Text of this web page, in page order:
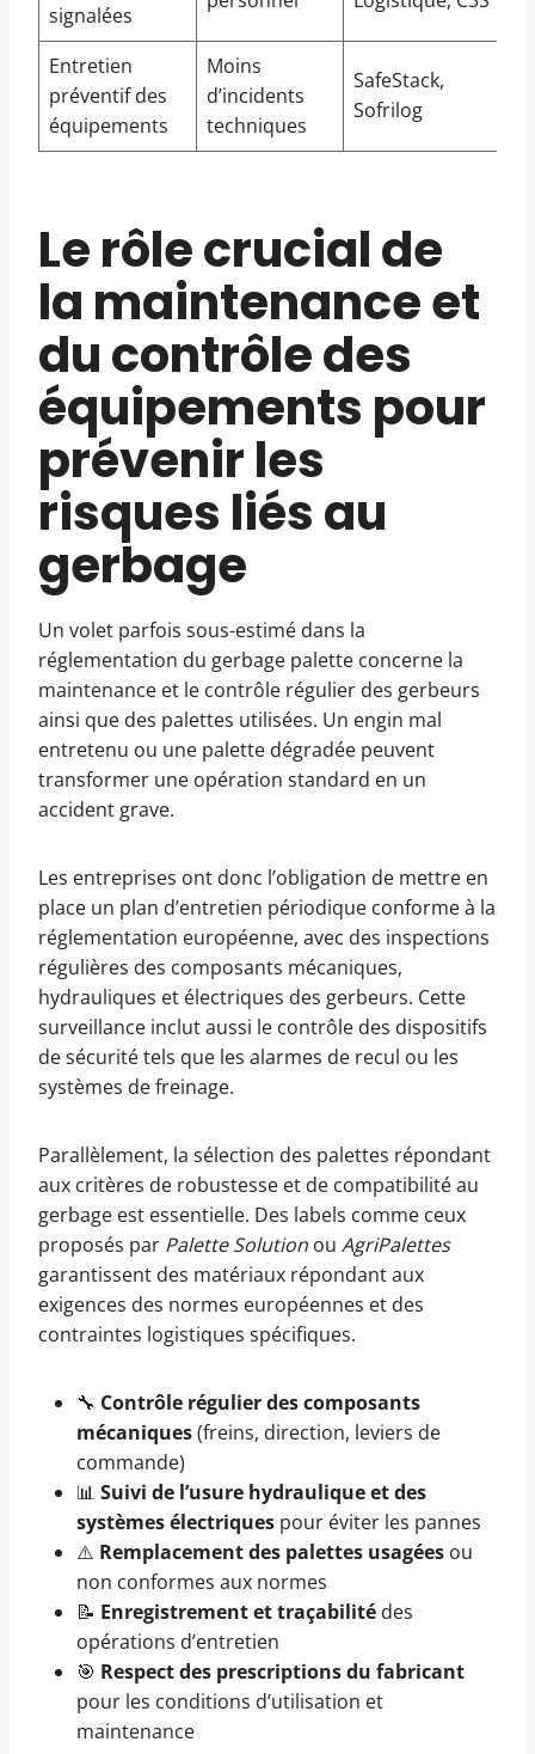
signalées
Entretien
préventif des
équipements
Moins
d’incidents
techniques
SafeStack,
Sofrilog
Le rôle crucial de
la maintenance et
du contrôle des
équipements pour
prévenir les
risques liés au
gerbage
Un volet parfois sous-estimé dans la
réglementation du gerbage palette concerne la
maintenance et le contrôle régulier des gerbeurs
ainsi que des palettes utilisées. Un engin mal
entretenu ou une palette dégradée peuvent
transformer une opération standard en un
accident grave.
Les entreprises ont donc l’obligation de mettre en
place un plan d’entretien périodique conforme à la
réglementation européenne, avec des inspections
régulières des composants mécaniques,
hydrauliques et électriques des gerbeurs. Cette
surveillance inclut aussi le contrôle des dispositifs
de sécurité tels que les alarmes de recul ou les
systèmes de freinage.
Parallèlement, la sélection des palettes répondant
aux critères de robustesse et de compatibilité au
gerbage est essentielle. Des labels comme ceux
proposés par Palette Solution ou AgriPalettes
garantissent des matériaux répondant aux
exigences des normes européennes et des
contraintes logistiques spécifiques.
🔧 Contrôle régulier des composants
mécaniques(freins, direction, leviers de
commande)
📊 Suivi de l’usure hydraulique et des
systèmes électriques pour éviter les pannes
⚠️ Remplacement des palettes usagées ou
non conformes aux normes
📝 Enregistrement et traçabilité des
opérations d’entretien
🎯 Respect des prescriptions du fabricant
pour les conditions d’utilisation et
maintenance